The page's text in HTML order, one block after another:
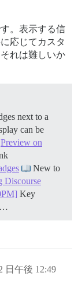
。表示する信
応じてカスタ
れは難しいか
next to a
can be
Preview on
New to
Discourse
Key
…
日午後 12:49